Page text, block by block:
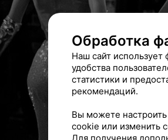
Обработка
Наш сайт
удобства
статистики и
рекомендаций.
Вы можете
cookie или изменить